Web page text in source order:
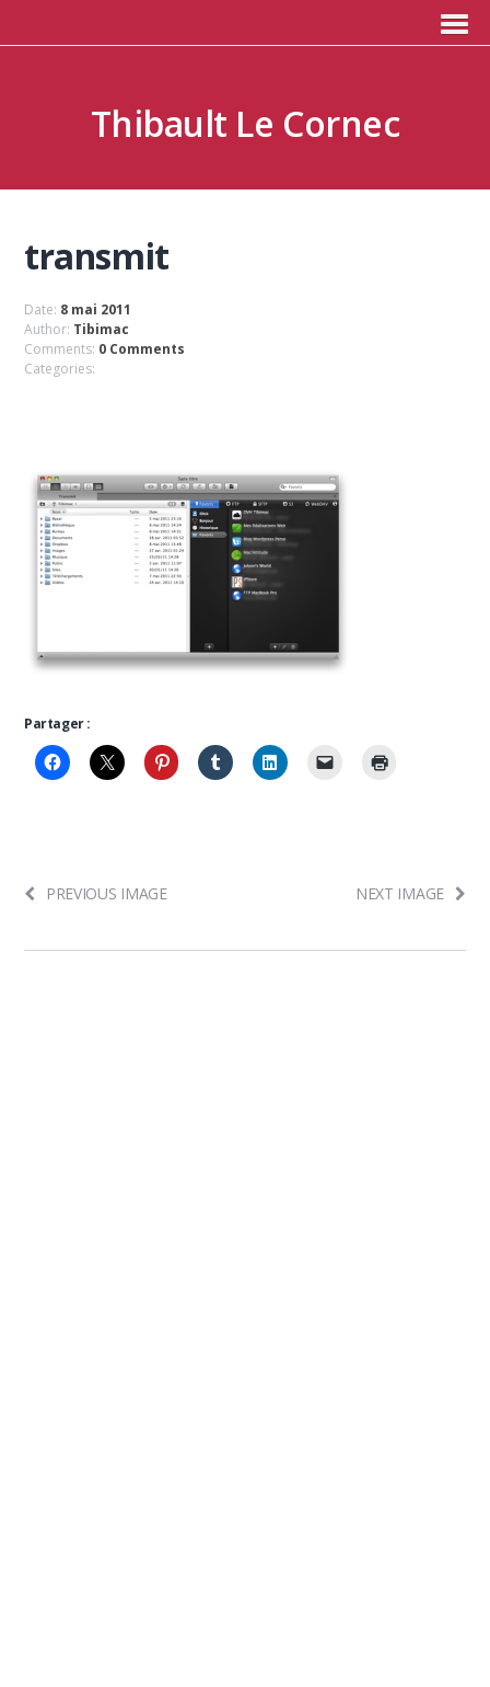
Thibault Le Cornec
transmit
Date: 8 mai 2011
Author: Tibimac
Comments: 0 Comments
Categories:
Partager :
PREVIOUS IMAGE NEXT IMAGE